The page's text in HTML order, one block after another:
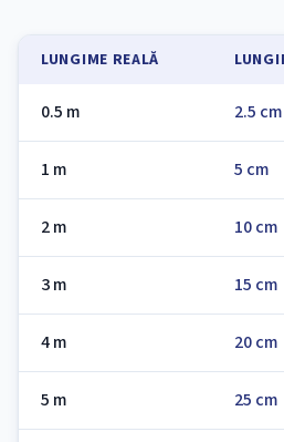
LUNGIME REALĂ
0.5 m 2.5 cm
1 m 5 cm
2 m 10 cm
3 m 15 cm
4 m 20 cm
5 m 25 cm